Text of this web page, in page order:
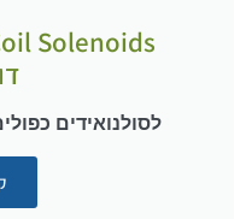
לסולנואידים